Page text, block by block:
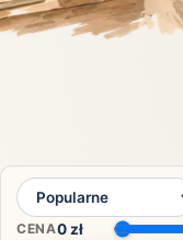
CENA0zł